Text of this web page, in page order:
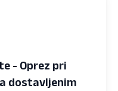
- Oprez pri
dostavljenim